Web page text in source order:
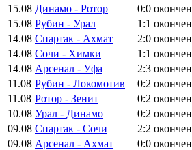
15.08 Динамо - Ротор 0:0 окончен
15.08 Рубин - Урал 1:1 окончен
14.08 Спартак - Ахмат 2:0 окончен
14.08 Сочи - Химки 1:1 окончен
14.08 Арсенал - Уфа 2:3 окончен
11.08 Рубин - Локомотив 0:2 окончен
11.08 Ротор - Зенит 0:2 окончен
10.08 Урал - Динамо 0:2 окончен
09.08 Спартак - Сочи 2:2 окончен
09.08 Арсенал - Ахмат 0:0 окончен